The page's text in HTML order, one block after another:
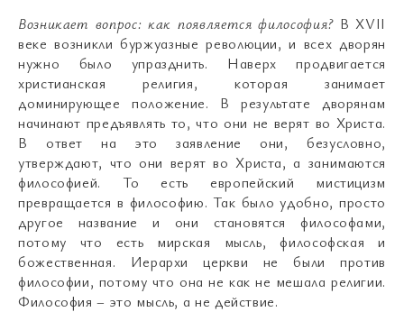
Возникает вопрос: как появляется философия?В XVII
веке возникли буржуазные революции, и всех дворян
нужно было упразднить. Наверх продвигается
христианская религия, которая занимает
доминирующее положение. В результате дворянам
начинают предъявлять то, что они не верят во Христа.
В ответ на это заявление они, безусловно,
утверждают, что они верят во Христа, а занимаются
философией. То есть европейский мистицизм
превращается в философию. Так было удобно, просто
другое название и они становятся философами,
потому что есть мирская мысль, философская и
божественная. Иерархи церкви не были против
философии, потому что она не как не мешала религии.
Философия – это мысль, а не действие.